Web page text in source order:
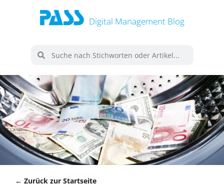
Digital Management Blog
← Zurück zur Startseite